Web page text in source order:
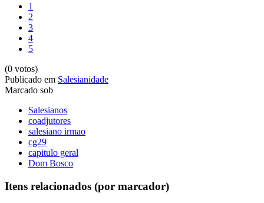
1
2
3
4
5
(0 votos)
Publicado em Salesianidade
Marcado sob
Salesianos
coadjutores
salesiano irmao
cg29
capitulo geral
Dom Bosco
Itens relacionados (por marcador)